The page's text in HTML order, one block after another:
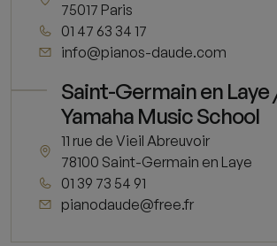
75017 Paris
01 47 63 34 17
info@pianos-daude.com
Saint-Germain en Laye
Yamaha Music School
11 rue de Vieil Abreuvoir
78100 Saint-Germain en Laye
01 39 73 54 91
pianodaude@free.fr